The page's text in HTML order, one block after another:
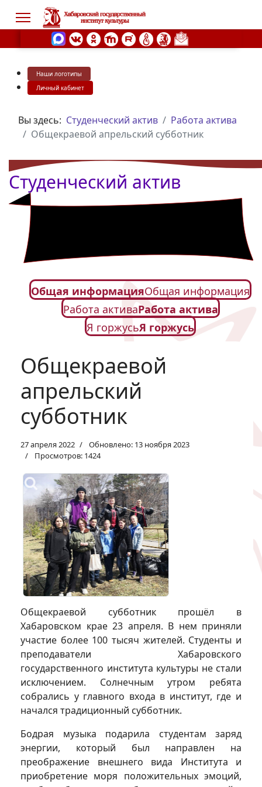
Наши логотипы
Личный кабинет
Вы здесь: Студенческий актив
Работа актива
Общекраевой апрельский субботник
Студенческий актив
Общая информацияОбщая информация
Работа активаРабота актива
Я горжусьЯ горжусь
Общекраевой
апрельский
субботник
27 апреля 2022
Обновлено: 13 ноября 2023
Просмотров: 1424
Общекраевой субботник прошёл в
Хабаровском крае 23 апреля. В нем приняли
участие более 100 тысяч жителей. Студенты и
преподаватели Хабаровского
государственного института культуры не стали
исключением. Солнечным утром ребята
собрались у главного входа в институт, где и
начался традиционный субботник.
Бодрая музыка подарила студентам заряд
энергии, который был направлен на
преображение внешнего вида Института и
приобретение моря положительных эмоций,